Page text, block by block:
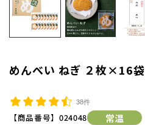
めんべい ねぎ ２枚×16袋
38件
【商品番号】 024048 常温